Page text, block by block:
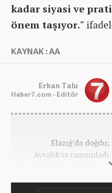
kadar siyasi ve
önem taşıyor."
KAYNAK : AA
Erkan Talu
Haber7.com - Editör
Elazığ'da
Ayvalık'ta
Tarih-Coğrafya Fakültesi